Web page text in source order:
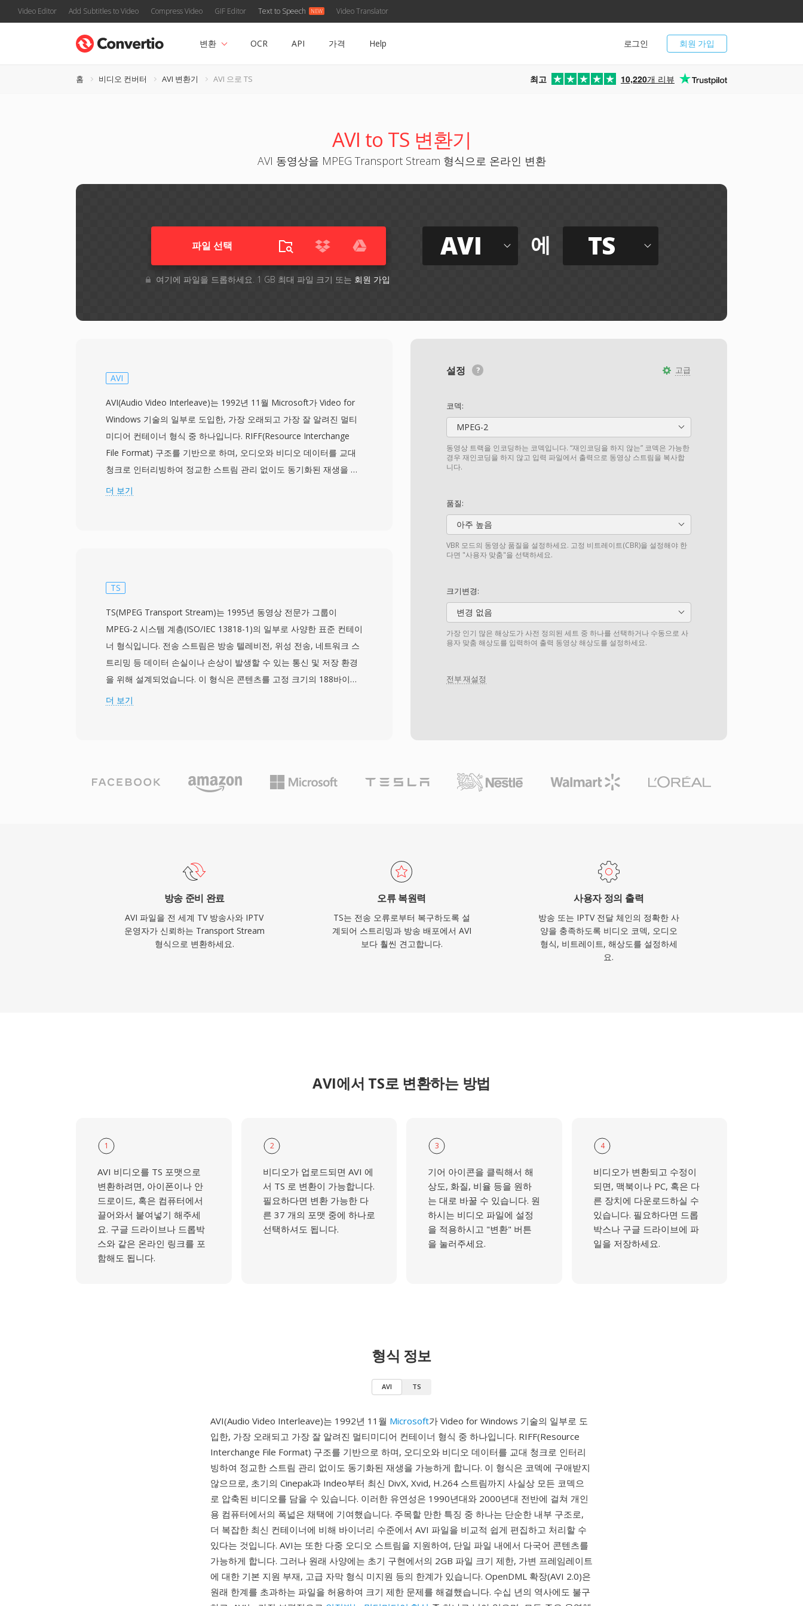
Video Editor Add Subtitles to Video Compress Video GIF Editor Text to Speech Video Translator
회원 가입
로그인
변환 OCR API 가격 Help
홈 비디오 컨버터 AVI 변환기 AVI 으로 TS 최고 10,220개 리뷰
AVI to TS 변환기
AVI 동영상을 MPEG Transport Stream 형식으로 온라인 변환
파일 선택
여기에 파일을 드롭하세요. 1 GB 최대 파일 크기 또는 회원 가입
AVI 에 TS
고급
설정
코덱:
MPEG-2
동영상 트랙을 인코딩하는 코덱입니다. “재인코딩을 하지 않는” 코덱은 가능한
경우 재인코딩을 하지 않고 입력 파일에서 출력으로 동영상 스트림을 복사합
니다.
품질:
아주 높음
VBR 모드의 동영상 품질을 설정하세요. 고정 비트레이트(CBR)을 설정해야 한
다면 "사용자 맞춤"을 선택하세요.
크기변경:
변경 없음
가장 인기 많은 해상도가 사전 정의된 세트 중 하나를 선택하거나 수동으로 사
용자 맞춤 해상도를 입력하여 출력 동영상 해상도를 설정하세요.
전부 재설정
AVI
AVI(Audio Video Interleave)는 1992년 11월 Microsoft가 Video for
Windows 기술의 일부로 도입한, 가장 오래되고 가장 잘 알려진 멀티
미디어 컨테이너 형식 중 하나입니다. RIFF(Resource Interchange
File Format) 구조를 기반으로 하며, 오디오와 비디오 데이터를 교대
청크로 인터리빙하여 정교한 스트림 관리 없이도 동기화된 재생을 가
능하게 합니다. 이 형식은 코덱에 구애받지 않으므로, 초기의 Cinepak
고 처리할 수 있다는 것입니다. AVI는 또한 다중 오디오 스트림을 지원
래 사양에는 초기 구현에서의 2GB 파일 크기 제한, 가변 프레임레이
트에 대한 기본 지원 부재, 고급 자막 형식 미지원 등의 한계가 있습니
다. OpenDML 확장(AVI 2.0)은 원래 한계를 초과하는 파일을 허용하
여 크기 제한 문제를 해결했습니다. 수십 년의 역사에도 불구하고, AVI
는 가장 보편적으로 인정받는 멀티미디어 형식 중 하나로 남아 있으
며, 모든 주요 운영체제의 미디어 플레이어와 편집 도구에서 여전히
더 보기
TS
TS(MPEG Transport Stream)는 1995년 동영상 전문가 그룹이
MPEG-2 시스템 계층(ISO/IEC 13818-1)의 일부로 사양한 표준 컨테이
너 형식입니다. 전송 스트림은 방송 텔레비전, 위성 전송, 네트워크 스
트리밍 등 데이터 손실이나 손상이 발생할 수 있는 통신 및 저장 환경
을 위해 설계되었습니다. 이 형식은 콘텐츠를 고정 크기의 188바이트
패킷으로 나누며, 각 패킷에는 동기화, 오류 표시, 스트림 식별 정보가
PSI(Program Specific Information) 테이블이 각 프로그램의 구조와
콘텐츠를 기술합니다. 이 형식은 사실상 모든 오디오 및 비디오 코덱
스트리밍 서비스에서 사용되어, 전 세계 디지털 텔레비전 전달의 근간
입니다. 회복 탄력성, 표준화된 구조, 광범위한 코덱 지원 덕분에 TS는
라이브 방송 체인과 파일 기반 녹화 워크플로우 모두에서 활용됩니다.
더 보기
방송 준비 완료
AVI 파일을 전 세계 TV 방송사와 IPTV
운영자가 신뢰하는 Transport Stream
형식으로 변환하세요.
오류 복원력
TS는 전송 오류로부터 복구하도록 설
계되어 스트리밍과 방송 배포에서 AVI
보다 훨씬 견고합니다.
사용자 정의 출력
방송 또는 IPTV 전달 체인의 정확한 사
양을 충족하도록 비디오 코덱, 오디오
형식, 비트레이트, 해상도를 설정하세
요.
AVI에서 TS로 변환하는 방법
1
AVI 비디오를 TS 포맷으로
변환하려면, 아이폰이나 안
드로이드, 혹은 컴퓨터에서
끌어와서 붙여넣기 해주세
요. 구글 드라이브나 드롭박
스와 같은 온라인 링크를 포
함해도 됩니다.
2
비디오가 업로드되면 AVI 에
서 TS 로 변환이 가능합니다.
필요하다면 변환 가능한 다
른 37 개의 포맷 중에 하나로
선택하셔도 됩니다.
3
기어 아이콘을 클릭해서 해
상도, 화질, 비율 등을 원하
는 대로 바꿀 수 있습니다. 원
하시는 비디오 파일에 설정
을 적용하시고 "변환" 버튼
을 눌러주세요.
4
비디오가 변환되고 수정이
되면, 맥북이나 PC, 혹은 다
른 장치에 다운로드하실 수
있습니다. 필요하다면 드롭
박스나 구글 드라이브에 파
일을 저장하세요.
형식 정보
AVI TS
AVI(Audio Video Interleave)는 1992년 11월 Microsoft가 Video for Windows 기술의 일부로 도
입한, 가장 오래되고 가장 잘 알려진 멀티미디어 컨테이너 형식 중 하나입니다. RIFF(Resource
Interchange File Format) 구조를 기반으로 하며, 오디오와 비디오 데이터를 교대 청크로 인터리
빙하여 정교한 스트림 관리 없이도 동기화된 재생을 가능하게 합니다. 이 형식은 코덱에 구애받지
않으므로, 초기의 Cinepak과 Indeo부터 최신 DivX, Xvid, H.264 스트림까지 사실상 모든 코덱으
로 압축된 비디오를 담을 수 있습니다. 이러한 유연성은 1990년대와 2000년대 전반에 걸쳐 개인
용 컴퓨터에서의 폭넓은 채택에 기여했습니다. 주목할 만한 특징 중 하나는 단순한 내부 구조로,
더 복잡한 최신 컨테이너에 비해 바이너리 수준에서 AVI 파일을 비교적 쉽게 편집하고 처리할 수
있다는 것입니다. AVI는 또한 다중 오디오 스트림을 지원하여, 단일 파일 내에서 다국어 콘텐츠를
가능하게 합니다. 그러나 원래 사양에는 초기 구현에서의 2GB 파일 크기 제한, 가변 프레임레이트
에 대한 기본 지원 부재, 고급 자막 형식 미지원 등의 한계가 있습니다. OpenDML 확장(AVI 2.0)은
원래 한계를 초과하는 파일을 허용하여 크기 제한 문제를 해결했습니다. 수십 년의 역사에도 불구